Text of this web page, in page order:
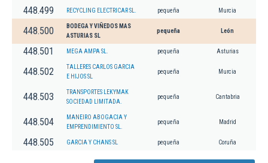
448.499 RECYCLING ELECTRICAR SL. pequeña Murcia
448.500
BODEGA Y VIÑEDOS MAS
ASTURIAS SL
pequeña León
448.501 MEGA AMPA SL. pequeña Asturias
448.502
TALLERES CARLOS GARCIA
E HIJOS SL
pequeña Murcia
448.503
TRANSPORTES LEKYMAK
SOCIEDAD LIMITADA.
pequeña Cantabria
448.504
MANEIRO ABOGACIA Y
EMPRENDIMIENTO SL.
pequeña Madrid
448.505 GARCIA Y CHANS SL pequeña Coruña